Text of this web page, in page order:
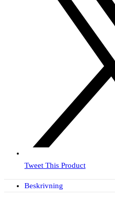
Tweet This Product
Beskrivning